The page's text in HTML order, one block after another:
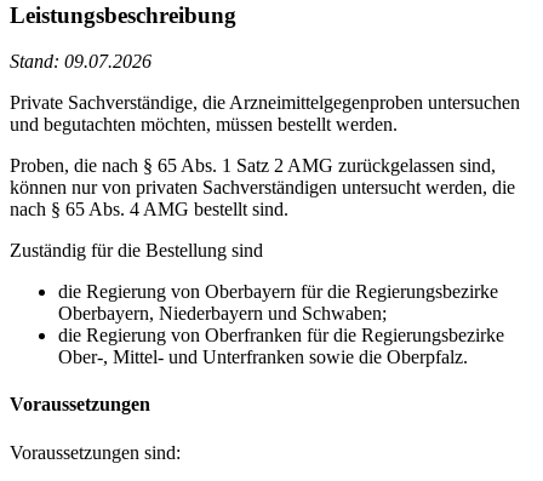
Leistungsbeschreibung
Stand: 09.07.2026
Private Sachverständige, die Arzneimittelgegenproben untersuchen
und begutachten möchten, müssen bestellt werden.
Proben, die nach § 65 Abs. 1 Satz 2 AMG zurückgelassen sind,
können nur von privaten Sachverständigen untersucht werden, die
nach § 65 Abs. 4 AMG bestellt sind.
Zuständig für die Bestellung sind
die Regierung von Oberbayern für die Regierungsbezirke
Oberbayern, Niederbayern und Schwaben;
die Regierung von Oberfranken für die Regierungsbezirke
Ober-, Mittel- und Unterfranken sowie die Oberpfalz.
Voraussetzungen
Voraussetzungen sind: